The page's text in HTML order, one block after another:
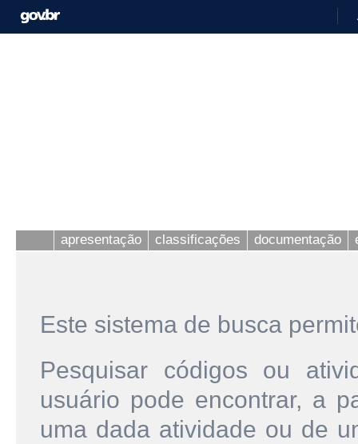
apresentação classificações documentação
Este sistema de busca
Pesquisar códigos ou
usuário pode encontrar, a
uma dada atividade ou de